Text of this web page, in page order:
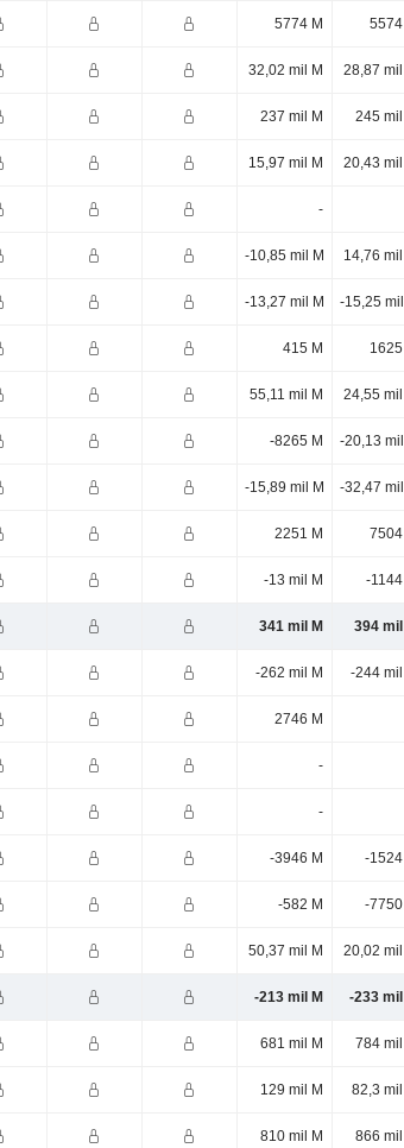
5774 M 5574
32,02 mil M 28,87 mil
237 mil M 245 mil
15,97 mil M 20,43 mil
-
-10,85 mil M 14,76 mil
-13,27 mil M -15,25
415 M 1625
55,11 mil M 24,55 mil
-8265 M -20,13
-15,89 mil M -32,47
2251 M 7504
-13 mil M -1144
341 mil M 394 mil
-262 mil M -244 mil
2746 M
-
-
-3946 M -1524
-582 M -7750
50,37 mil M 20,02 mil
-213 mil M -233 mil
681 mil M 784 mil
129 mil M 82,3 mil
810 mil M 866 mil